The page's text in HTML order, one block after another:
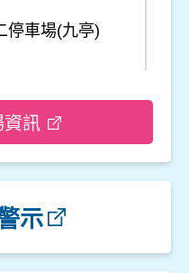
停車場(九亭)
場一
資訊
示